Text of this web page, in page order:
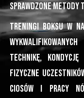
sprawdzone metody
Treningi boksu w
technikę,
fizyczne
ciosów i pracy